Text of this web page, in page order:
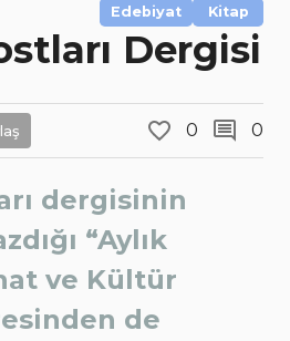
Edebiyat Kitap
Dergisi
0 0
dergisinin
“Aylık
ve Kültür
de